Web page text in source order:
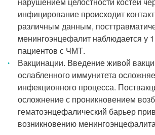
инфицирование происходит
различным данным,
менингоэнцефалит наблюдается у
пациентов с ЧМТ.
Вакцинации. Введение живой
ослабленного иммунитета
инфекционного процесса.
осложнение с проникновением
гематоэнцефалический барьер
возникновению